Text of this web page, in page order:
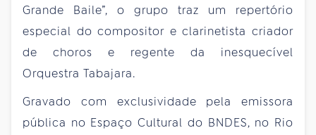
Grande Baile”, o grupo traz um repertório
especial do compositor e clarinetista criador
de choros e regente da inesquecível
Orquestra Tabajara.
Gravado com exclusividade pela emissora
pública no Espaço Cultural do BNDES, no Rio